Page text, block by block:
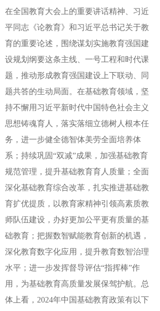
在全国教育大会上的重要讲话精神、习近
平同志《论教育》和习近平总书记关于教
育的重要论述，围绕谋划实施教育强国建
设规划纲要这条主线、一号工程和时代课
题，推动形成教育强国建设上下联动、同
题共答的生动局面。在基础教育领域，坚
持不懈用习近平新时代中国特色社会主义
思想铸魂育人，落实落细立德树人根本任
务，进一步健全德智体美劳全面培养体
系；持续巩固“双减”成果，加强基础教育
规范管理，提升基础教育育人质量；全面
深化基础教育综合改革，扎实推进基础教
育扩优提质，以教育家精神引领高素质教
师队伍建设，办好更加公平更有质量的基
础教育；把握数智赋能教育创新的机遇，
深化教育数字化应用，提升教育数智治理
水平；进一步发挥督导评估“指挥棒”作
用，为基础教育高质量发展保驾护航。总
体上看，2024年中国基础教育政策有以下